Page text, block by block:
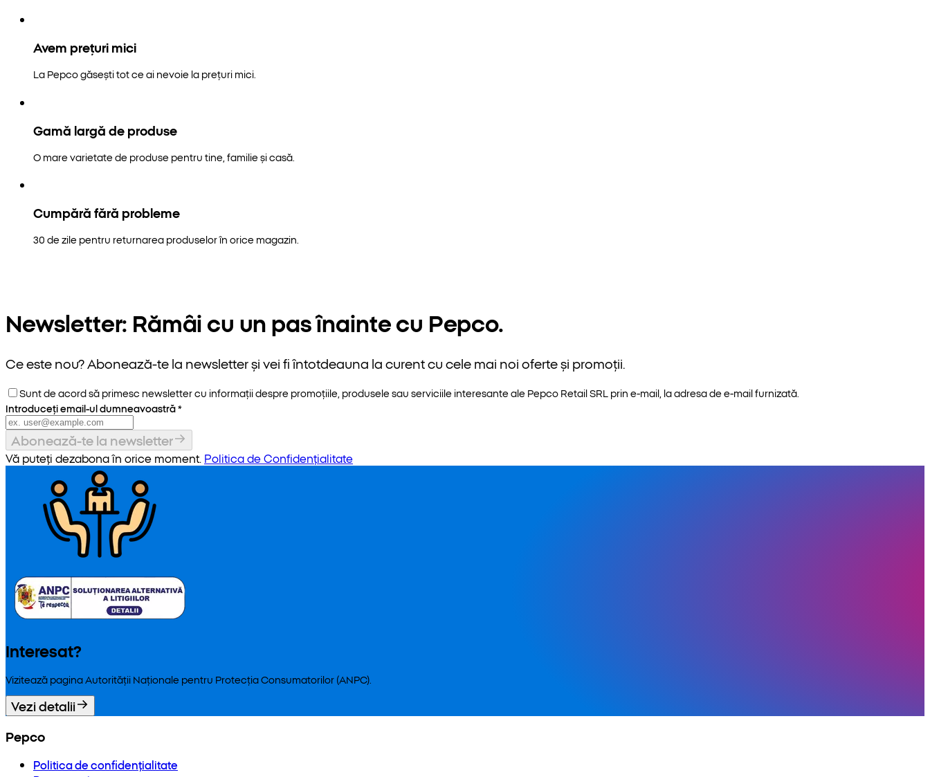
Avem prețuri mici
La Pepco găsești tot ce ai nevoie la prețuri mici.
Gamă largă de produse
O mare varietate de produse pentru tine, familie și casă.
Cumpără fără probleme
30 de zile pentru returnarea produselor în orice magazin.
Newsletter: Rămâi cu un pas înainte cu Pepco.
Ce este nou? Abonează-te la newsletter și vei fi întotdeauna la curent cu cele mai noi oferte și promoții.
Sunt de acord să primesc newsletter cu informații despre promoțiile, produsele sau serviciile interesante ale Pepco Retail SRL prin e-mail, la adresa de e-mail furnizată.
Introduceți email-ul dumneavoastră*
Abonează-te la newsletter
Vă puteți dezabona în orice moment. Politica de Confidențialitate
Interesat?
Vizitează pagina Autorității Naționale pentru Protecția Consumatorilor (ANPC).
Vezi detalii
Pepco
Politica de confidențialitate